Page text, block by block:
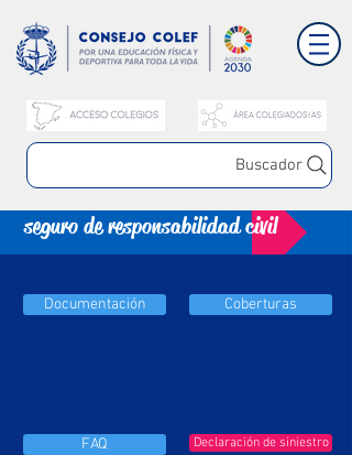
Buscador
seguro de responsabilidad civil
Documentación Coberturas
FAQ Declaración de siniestro